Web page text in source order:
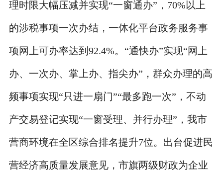
理时限大幅压减并实现“一窗通办”，70%以上
的涉税事项一次办结，一体化平台政务服务事
项网上可办率达到92.4%。“通快办”实现“网上
办、一次办、掌上办、指尖办”，群众办理的高
频事项实现“只进一扇门”“最多跑一次”，不动
产交易登记实现“一窗受理、并行办理”，我市
营商环境在全区综合排名提升7位。出台促进民
营经济高质量发展意见，市旗两级财政为企业